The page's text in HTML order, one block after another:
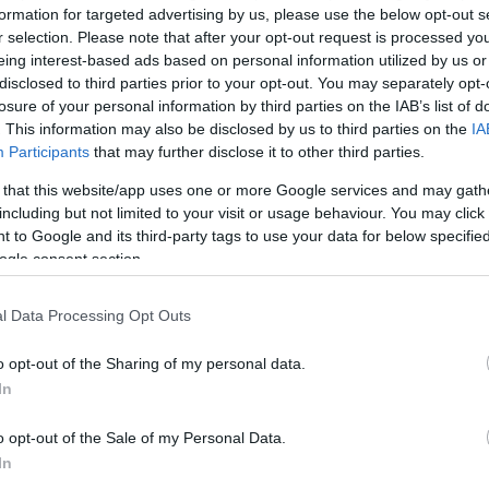
for targeted advertising by us, please use the below opt-out
selection. Please note that after your opt-out request is processed
interest-based ads based on personal information utilized by us
to third parties prior to your opt-out. You may separately
of your personal information by third parties on the IAB’s list of
This information may also be disclosed by us to third parties on the
Participants that may further disclose it to other third parties.
that this website/app uses one or more Google services and may
but not limited to your visit or usage behaviour. You may
to Google and its third-party tags to use your data for below
consent section.
Data Processing Opt Outs
opt-out of the Sharing of my personal data.
opt-out of the Sale of my Personal Data.
ellen.
vasárnapi brit konzervatív lap értesülése szerint
a félmeztelen Katalin hercegnőről, és ezek
ötvenet közölni akar. A brit lap úgy tudja, hogy
állít össze a hercegnőről készült fotók
a
és a
egyaránt Silvio Berlusconi
tartozik. A botrány időközben átterjedt
című bulvárnapilap hozott le néhányat a képekből
a Northern & Shell többségi résztulajdonában
azonnal elítélte a szerkesztőség döntését
cége a brit
csatornának is a tulajdonosa -
a képek közléséről, és vállalata azonnali
közös brit-ír vállalkozásból.
Daily Star megjelenését, ám vasárnapi londoni
távozásával legalábbis bizonytalanná vált